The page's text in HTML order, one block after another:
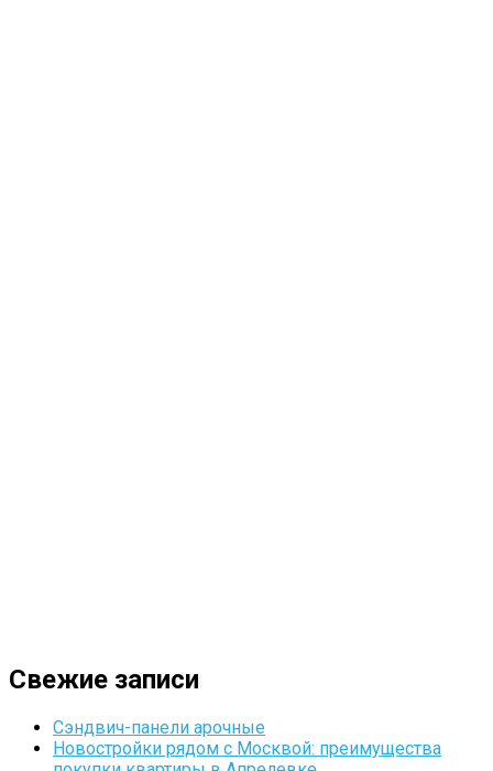
Свежие записи
Сэндвич-панели арочные
Новостройки рядом с Москвой: преимущества